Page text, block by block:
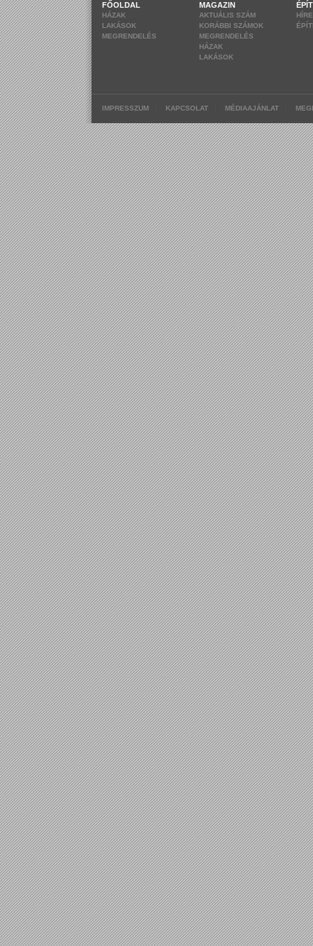
FŐOLDAL
HÁZAK
LAKÁSOK
MEGRENDELÉS
MAGAZIN
AKTUÁLIS SZÁM
KORÁBBI SZÁMOK
MEGRENDELÉS
HÁZAK
LAKÁSOK
IMPRESSZUM KAPCSOLAT MÉDIAAJÁNLAT